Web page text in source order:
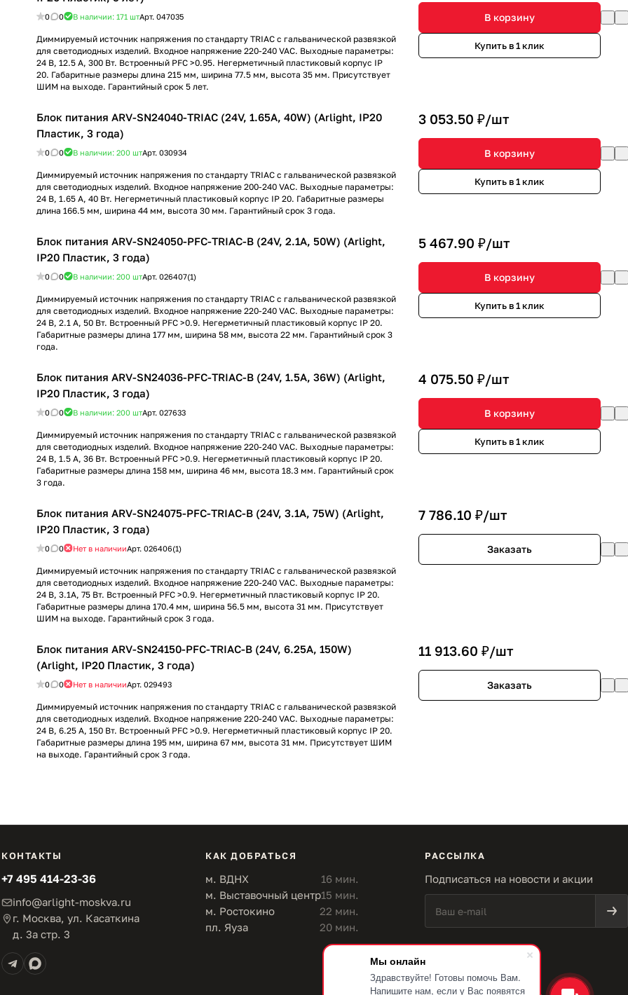
Мы онлайн
Здравствуйте! Готовы помочь Вам.
Напишите нам, если у Вас появятся
0 0 В наличии: 171 штАрт. 047035
Диммируемый источник напряжения по стандарту TRIAC с гальванической развязкой
для светодиодных изделий. Входное напряжение 220-240 VAC. Выходные параметры:
24 В, 12.5 А, 300 Вт. Встроенный PFC >0.95. Негерметичный пластиковый корпус IP
20. Габаритные размеры длина 215 мм, ширина 77.5 мм, высота 35 мм. Присутствует
ШИМ на выходе. Гарантийный срок 5 лет.
В корзину
Купить в 1 клик
Блок питания ARV-SN24040-TRIAC (24V, 1.65A, 40W) (Arlight, IP20
Пластик, 3 года)
0 0 В наличии: 200 штАрт. 030934
Диммируемый источник напряжения по стандарту TRIAC с гальванической развязкой
для светодиодных изделий. Входное напряжение 200-240 VAC. Выходные параметры:
24 В, 1.65 А, 40 Вт. Негерметичный пластиковый корпус IP 20. Габаритные размеры
длина 166.5 мм, ширина 44 мм, высота 30 мм. Гарантийный срок 3 года.
3 053.50 ₽/шт
В корзину
Купить в 1 клик
Блок питания ARV-SN24050-PFC-TRIAC-B (24V, 2.1A, 50W) (Arlight,
IP20 Пластик, 3 года)
0 0 В наличии: 200 штАрт. 026407(1)
Диммируемый источник напряжения по стандарту TRIAC с гальванической развязкой
для светодиодных изделий. Входное напряжение 220-240 VAC. Выходные параметры:
24 В, 2.1 А, 50 Вт. Встроенный PFC >0.9. Негерметичный пластиковый корпус IP 20.
Габаритные размеры длина 177 мм, ширина 58 мм, высота 22 мм. Гарантийный срок 3
года.
5 467.90 ₽/шт
В корзину
Купить в 1 клик
Блок питания ARV-SN24036-PFC-TRIAC-B (24V, 1.5A, 36W) (Arlight,
IP20 Пластик, 3 года)
0 0 В наличии: 200 штАрт. 027633
Диммируемый источник напряжения по стандарту TRIAC с гальванической развязкой
для светодиодных изделий. Входное напряжение 220-240 VAC. Выходные параметры:
24 В, 1.5 А, 36 Вт. Встроенный PFC >0.9. Негерметичный пластиковый корпус IP 20.
Габаритные размеры длина 158 мм, ширина 46 мм, высота 18.3 мм. Гарантийный срок
3 года.
4 075.50 ₽/шт
В корзину
Купить в 1 клик
Блок питания ARV-SN24075-PFC-TRIAC-B (24V, 3.1A, 75W) (Arlight,
IP20 Пластик, 3 года)
0 0 Нет в наличииАрт. 026406(1)
Диммируемый источник напряжения по стандарту TRIAC с гальванической развязкой
для светодиодных изделий. Входное напряжение 220-240 VAC. Выходные параметры:
24 В, 3.1А, 75 Вт. Встроенный PFC >0.9. Негерметичный пластиковый корпус IP 20.
Габаритные размеры длина 170.4 мм, ширина 56.5 мм, высота 31 мм. Присутствует
ШИМ на выходе. Гарантийный срок 3 года.
7 786.10 ₽/шт
Заказать
Блок питания ARV-SN24150-PFC-TRIAC-B (24V, 6.25A, 150W)
(Arlight, IP20 Пластик, 3 года)
0 0 Нет в наличииАрт. 029493
Диммируемый источник напряжения по стандарту TRIAC с гальванической развязкой
для светодиодных изделий. Входное напряжение 220-240 VAC. Выходные параметры:
24 В, 6.25 А, 150 Вт. Встроенный PFC >0.9. Негерметичный пластиковый корпус IP 20.
Габаритные размеры длина 195 мм, ширина 67 мм, высота 31 мм. Присутствует ШИМ
на выходе. Гарантийный срок 3 года.
11 913.60 ₽/шт
Заказать
КОНТАКТЫ
+7 495 414-23-36
info@arlight-moskva.ru
г. Москва, ул. Касаткина
д. 3а стр. 3
КАК ДОБРАТЬСЯ
м. ВДНХ
16 мин.
м. Выставочный центр15 мин.
м. Ростокино
22 мин.
пл. Яуза
20 мин.
РАССЫЛКА
Подписаться на новости и акции